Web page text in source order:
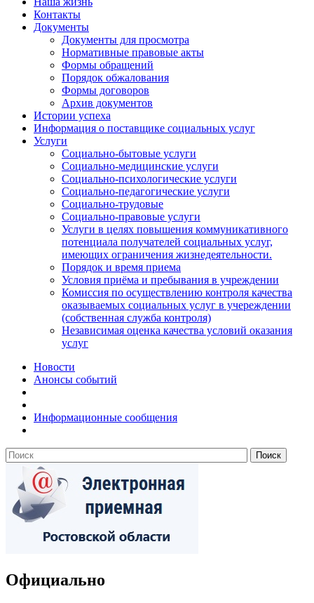
Контакты
Документы
Документы для просмотра
Нормативные правовые акты
Формы обращений
Порядок обжалования
Формы договоров
Архив документов
Истории успеха
Информация о поставщике социальных услуг
Услуги
Социально-бытовые услуги
Социально-медицинские услуги
Социально-психологические услуги
Социально-педагогические услуги
Социально-трудовые
Социально-правовые услуги
Услуги в целях повышения коммуникативного
потенциала получателей социальных услуг,
имеющих ограничения жизнедеятельности.
Порядок и время приема
Условия приёма и пребывания в учреждении
Комиссия по осуществлению контроля качества
оказываемых социальных услуг в учереждении
(собственная служба контроля)
Независимая оценка качества условий оказания
услуг
Новости
Анонсы событий
Информационные сообщения
Официально